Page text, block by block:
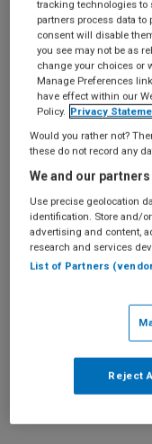
diensten.
Software en
tracking technologies to
partners process data
consent will disable
you see may not be as
change your choices or
Manage Preferences
have effect within our
Policy. Privacy
Would you rather not?
these do not record any
We and our
Use precise geolocation
identification. Store and/
advertising and content,
research and services
List of Partners
Reject